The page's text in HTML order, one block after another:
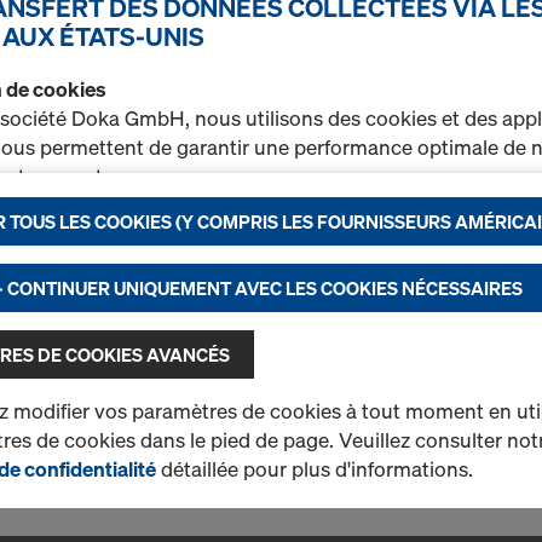
Konsole
La console est utilisée
prolongée à l'extérieur de
"saillie" à la construction.
0,39 m, 0,73 m et 1,09 m de
Sélectionner la variante
Neuf
Quantité
1 produits trouvés Le plus recherché
DES DONNÉES COLLECTÉES VIA
ÉTATS-UNIS
de cookies
Doka GmbH, nous utilisons des cookies et des
permettent de garantir une performance optimale de
en permanence la fonctionnalité de notre site Internet
un processus d’achat optimal lors de l’utilisation de la
et statistiques) ou
sur certaines plateformes une publicité ciblée adaptée à
(marketing).
des données. Vous avez également la possibilité de
avancés des cookies).
TOUS LES COOKIES (Y COMPRIS LES FOURNISSEURS
CONTINUER UNIQUEMENT AVEC LES COOKIES NÉCESSAIRES
DE COOKIES AVANCÉS
modifier vos paramètres de cookies à tout moment en
de cookies dans le pied de page. Veuillez consulter
confidentialitédétaillée pour plus d'informations.